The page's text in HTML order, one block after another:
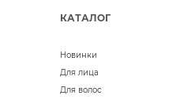
КАТАЛОГ
Новинки
Для лица
Для волос